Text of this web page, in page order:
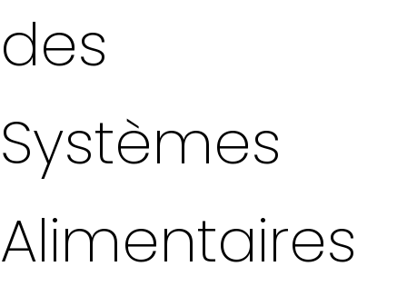
des
Systèmes
Alimentaires